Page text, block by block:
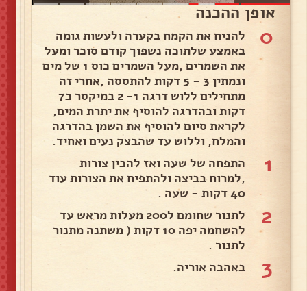
אופן ההכנה
0
להניח את הקמח בקערה ולעשות גומה
באמצע שלתוכה נשפוך קודם סוכר ומעל
את השמרים ,מעל השמרים כוס 1 של מים
ונמתין 3 - 5 דקות להתססה ,אחרי זה
מתחילים ללוש דרגה 1- 2 במיקסר כ7
דקות ובהדרגה להוסיף את יתרת המים,
לקראת סיום להוסיף את השמן בהדרגה
והמלח, וללוש עד שהבצק נעים ואחיד.
1
התפחה של שעה ואז להכין צורות
,למרוח בביצה ולהתפיח את הצורות עוד
40 דקות - שעה .
2
לתנור שחומם ל200 מעלות מראש עד
להשחמה יפה 10 דקות ( משתנה מתנור
לתנור .
3 באהבה אוריה.